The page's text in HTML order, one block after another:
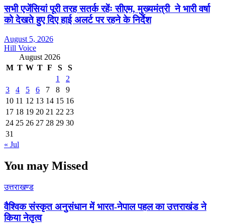
सभी एजेंसियां पूरी तरह सतर्क रहेंः सीएम, मुख्यमंत्री ने भारी वर्षा
को देखते हुए दिए हाई अलर्ट पर रहने के निर्देश
August 5, 2026
Hill Voice
August 2026
M T W T F S
S
1
2
3
4 5 6 7 8
9
10 11 12 13 14 15 16
17 18 19 20 21 22 23
24 25 26 27 28 29 30
31
« Jul
You may Missed
उत्तराखण्ड
वैश्विक संस्कृत अनुसंधान में भारत-नेपाल पहल का उत्तराखंड ने
किया नेतृत्व